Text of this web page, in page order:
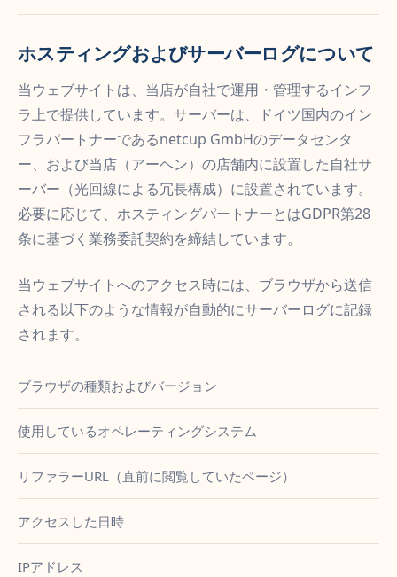
ホスティングおよびサーバーログについて
当ウェブサイトは、当店が自社で運用・管理するインフ
ラ上で提供しています。サーバーは、ドイツ国内のイン
フラパートナーであるnetcup GmbHのデータセンタ
ー、および当店（アーヘン）の店舗内に設置した自社サ
ーバー（光回線による冗長構成）に設置されています。
必要に応じて、ホスティングパートナーとはGDPR第28
条に基づく業務委託契約を締結しています。
当ウェブサイトへのアクセス時には、ブラウザから送信
される以下のような情報が自動的にサーバーログに記録
されます。
ブラウザの種類およびバージョン
使用しているオペレーティングシステム
リファラーURL（直前に閲覧していたページ）
アクセスした日時
IPアドレス